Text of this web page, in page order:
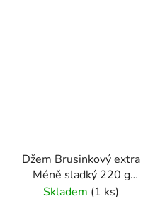
Džem Brusinkový extra
Méně sladký 220 g
GREŠÍK
Skladem (1 ks)